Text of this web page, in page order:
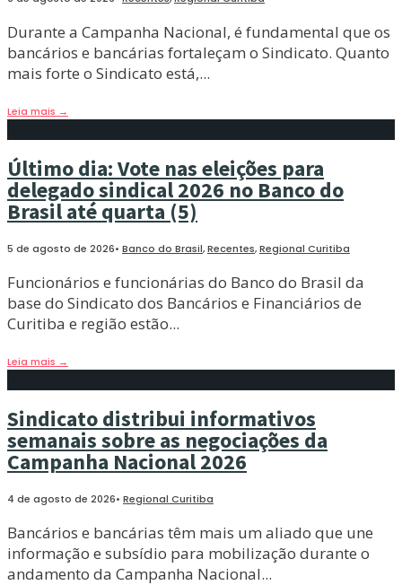
Durante a Campanha Nacional, é fundamental que os
bancários e bancárias fortaleçam o Sindicato. Quanto
mais forte o Sindicato está,...
Leia mais →
Último dia: Vote nas eleições para
delegado sindical 2026 no Banco do
Brasil até quarta (5)
5 de agosto de 2026• Banco do Brasil,Recentes,Regional Curitiba
Funcionários e funcionárias do Banco do Brasil da
base do Sindicato dos Bancários e Financiários de
Curitiba e região estão...
Leia mais →
Sindicato distribui informativos
semanais sobre as negociações da
Campanha Nacional 2026
4 de agosto de 2026• Regional Curitiba
Bancários e bancárias têm mais um aliado que une
informação e subsídio para mobilização durante o
andamento da Campanha Nacional...